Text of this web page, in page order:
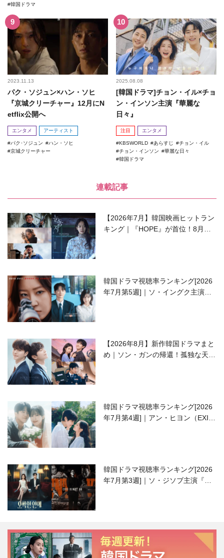
韓国ドラマ
2023.11.13
パク・ソジュン×ハン・ソヒ
『京城クリーチャー』12月にN
etflix公開へ
エンタメ アーティスト
パク･ソジュン
ハン・ソヒ
京城クリーチャー
2025.08.08
[韓国ドラマ]チョン・イル×チョ
ン・インソン主演『華麗な
日々』
注目 エンタメ
KBSWORLD あらすじ
チョン・イル
チョン・インソン
華麗な日々
韓国ドラマ
連載記事
【2026年7月】韓国映画ヒットラン
キング｜『HOPE』が首位！8月公
韓国ドラマ視聴率ランキング[2026
年7月第5週]｜ソ・イングク主演の
【2026年8月】新作韓国ドラマまと
め｜ソン・ガンの帰還！孤独な天才
韓国ドラマ視聴率ランキング[2026
年7月第4週]｜アン・ヒヨン（EXID
韓国ドラマ視聴率ランキング[2026
年7月第3週]｜ソ・ジソブ主演『エ